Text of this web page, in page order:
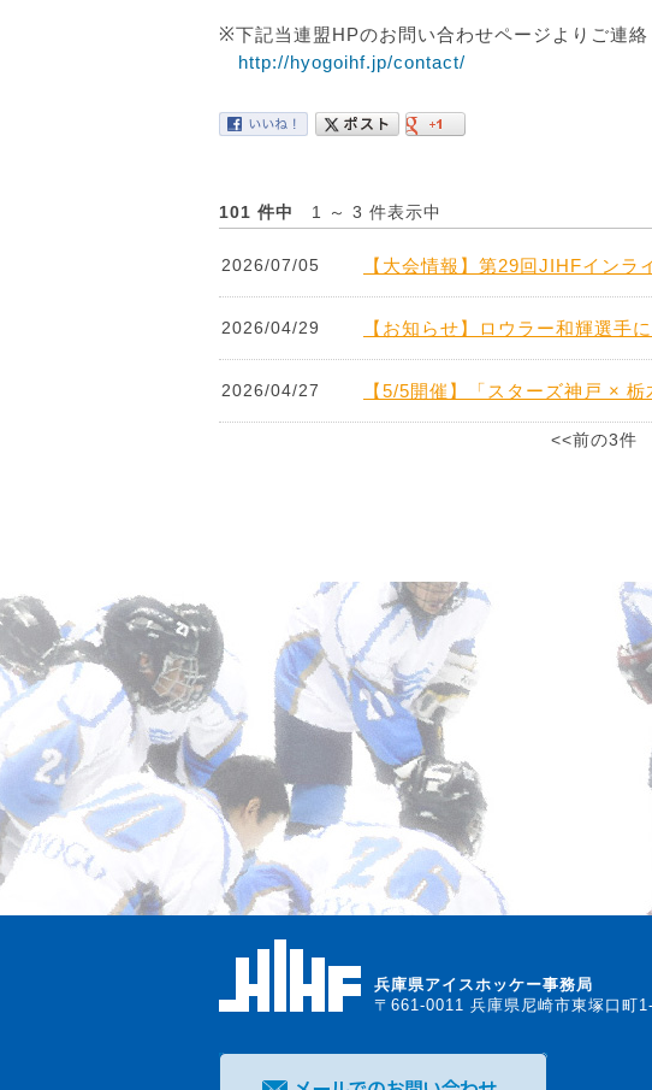
※下記当連盟HPのお問い合わせページよりご連絡
http://hyogoihf.jp/contact/
101 件中 1 ～ 3 件表示中
2026/07/05 【大会情報】第29回JIHFインラ
2026/04/29 【お知らせ】ロウラー和輝選手
2026/04/27 【5/5開催】「スターズ神戸 ×
<<前の3件
兵庫県アイスホッケー事務局
〒661-0011 兵庫県尼崎市東塚口町